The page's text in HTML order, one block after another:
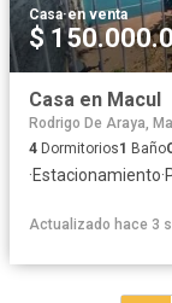
Casa·en venta
$
Casa en Macul
Rodrigo De Araya,
4 Dormitorios1 Baño
·Estacionamiento·
Actualizado hace 3